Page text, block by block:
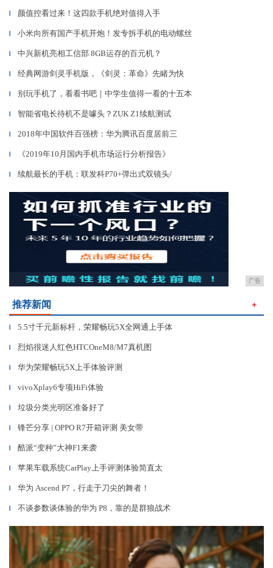
▎ 颜值控看过来！这四款手机绝对值得入手
▎ 小米向所有国产手机开炮！发专拆手机的电动螺丝
▎ 中兴新机亮相工信部 8GB运存的百元机？
▎ 经典网游剑灵手机版，《剑灵：革命》先睹为快
▎ 别玩手机了，看看书吧｜中学生值得一看的十五本
▎ 智能省电长待机不是噱头？ZUK Z1续航测试
▎ 2018年中国软件百强榜：华为腾讯百度居前三
▎ 《2019年10月国内手机市场运行分析报告》
▎ 续航最长的手机：联发科P70+弹出式双镜头/
广告
推荐新闻 ＋
▎ 5.5寸千元新标杆，荣耀畅玩5X全网通上手体
▎ 烈焰很迷人红色HTCOneM8/M7真机图
▎ 华为荣耀畅玩5X上手体验评测
▎ vivoXplay6专项HiFi体验
▎ 垃圾分类光明区准备好了
▎ 锋芒分享 | OPPO R7开箱评测 美女带
▎ 酷派“变种”大神F1来袭
▎ 苹果车载系统CarPlay上手评测体验简直太
▎ 华为 Ascend P7，行走于刀尖的舞者！
▎ 不谈参数谈体验的华为 P8，靠的是群狼战术